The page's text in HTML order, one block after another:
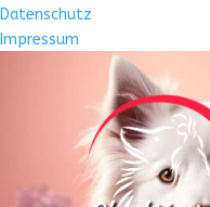
Datenschutz
Impressum